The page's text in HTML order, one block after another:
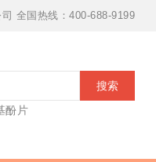
全国热线：400-688-9199
搜索
酚片